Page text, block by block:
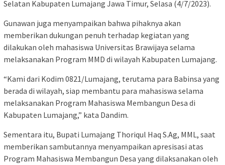
Selatan Kabupaten Lumajang Jawa Timur, Selasa (4/7/2023).
Gunawan juga menyampaikan bahwa pihaknya akan
memberikan dukungan penuh terhadap kegiatan yang
dilakukan oleh mahasiswa Universitas Brawijaya selama
melaksanakan Program MMD di wilayah Kabupaten Lumajang.
“Kami dari Kodim 0821/Lumajang, terutama para Babinsa yang
berada di wilayah, siap membantu para mahasiswa selama
melaksanakan Program Mahasiswa Membangun Desa di
Kabupaten Lumajang,” kata Dandim.
Sementara itu, Bupati Lumajang Thoriqul Haq S.Ag, MML, saat
memberikan sambutannya menyampaikan apresisasi atas
Program Mahasiswa Membangun Desa yang dilaksanakan oleh